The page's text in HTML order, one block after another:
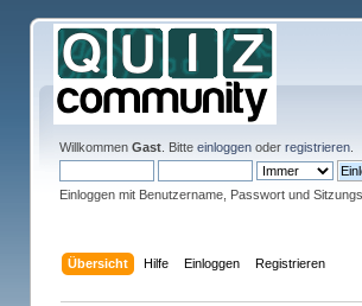
Willkommen Gast. Bitte einloggenoder registrieren.
Einloggen mit Benutzername, Passwort und
Übersicht Hilfe Einloggen Registrieren